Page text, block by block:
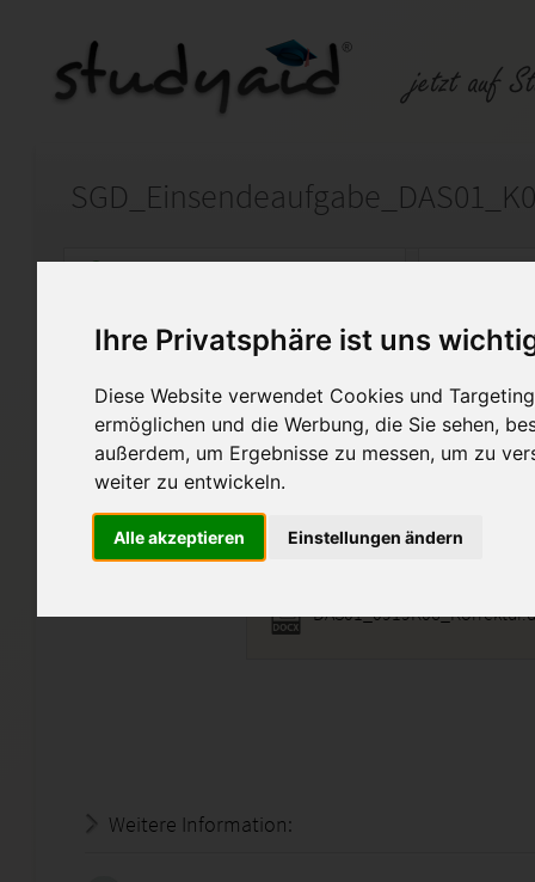
Ihre Privatsphäre ist uns
Diese Website verwendet Cookies und
ermöglichen und die Werbung, die Sie sehen,
außerdem, um Ergebnisse zu messen, um zu
weiter zu entwickeln.
Alle akzeptieren Einstellungen ändern
Auf StudyAid.de verkaufen
Startseite Sonstiges
Buchführung und
Note1; 92 von 100 Punkten mit
Weitere Information: